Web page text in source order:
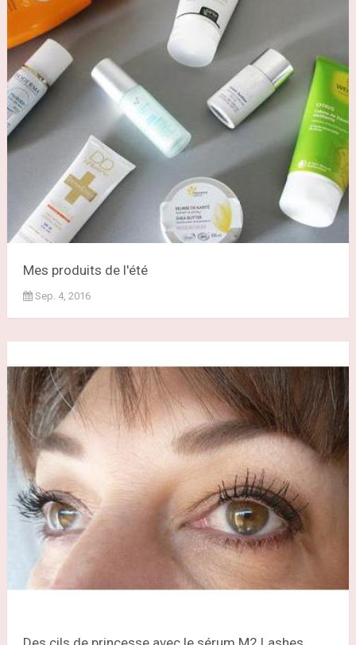
Mes produits de l'été
Sep. 4, 2016